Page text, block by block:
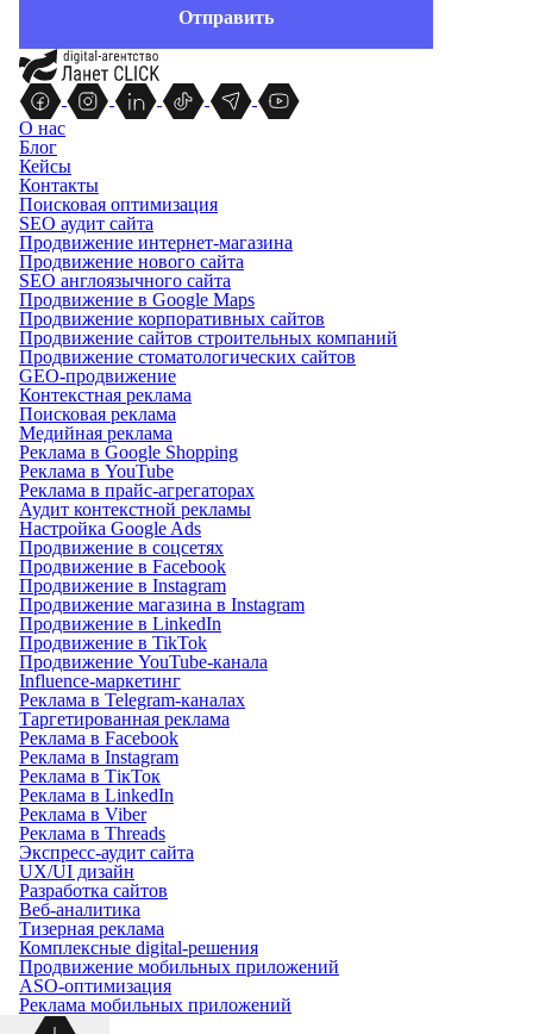
О нас
Блог
Кейсы
Контакты
Поисковая оптимизация
SEO аудит сайта
Продвижение интернет-магазина
Продвижение нового сайта
SEO англоязычного сайта
Продвижение в Google Maps
Продвижение корпоративных сайтов
Продвижение сайтов строительных компаний
Продвижение стоматологических сайтов
GEO-продвижение
Контекстная реклама
Поисковая реклама
Медийная реклама
Реклама в Google Shopping
Реклама в YouTube
Реклама в прайс-агрегаторах
Аудит контекстной рекламы
Настройка Google Ads
Продвижение в соцсетях
Продвижение в Facebook
Продвижение в Instagram
Продвижение магазина в Instagram
Продвижение в LinkedIn
Продвижение в TikTok
Продвижение YouTube-канала
Influence-маркетинг
Реклама в Telegram-каналах
Таргетированная реклама
Реклама в Facebook
Реклама в Instagram
Реклама в ТікТок
Реклама в LinkedIn
Реклама в Viber
Реклама в Threads
Экспресс-аудит сайта
UX/UI дизайн
Разработка сайтов
Веб-аналитика
Тизерная реклама
Комплексные digital-решения
Продвижение мобильных приложений
ASO-оптимизация
Реклама мобильных приложений